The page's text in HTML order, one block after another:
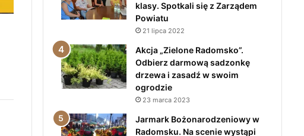
klasy. Spotkali się z Zarządem
Powiatu
21 lipca 2022
Akcja „Zielone Radomsko”.
Odbierz darmową sadzonkę
drzewa i zasadź w swoim
ogrodzie
23 marca 2023
Jarmark Bożonarodzeniowy w
Radomsku. Na scenie wystąpi